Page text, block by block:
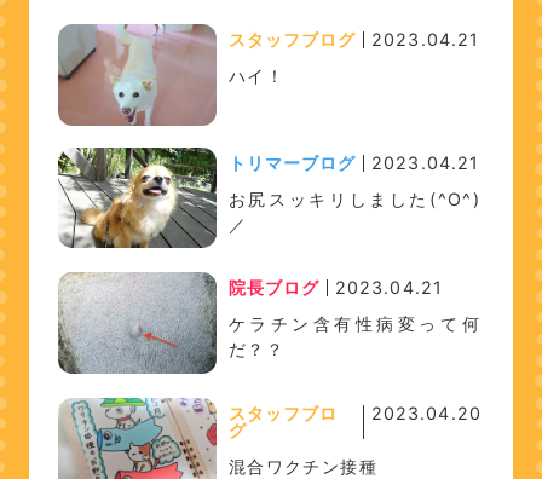
スタッフブログ
2023.04.21
ハイ！
トリマーブログ
2023.04.21
お尻スッキリしました(^O^)
／
院長ブログ
2023.04.21
ケラチン含有性病変って何
だ？？
スタッフブロ
グ
2023.04.20
混合ワクチン接種